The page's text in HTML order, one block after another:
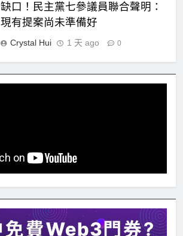
缺口！民主黨七參議員聯合聲明：
現有提案尚未準備好
Crystal Hui 1 天 ago 0